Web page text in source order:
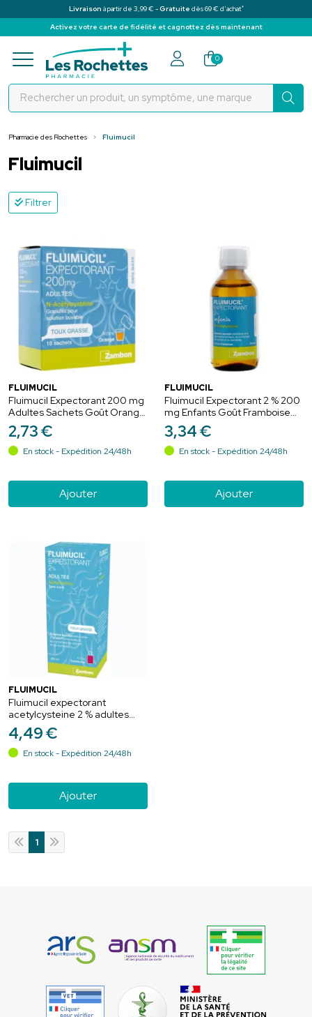
Livraison à partir de 3,99 € -Gratuite dès 69 € d’achat*
Activez votre carte de fidélité et cagnottez dès maintenant
Pharmacie des Rochettes Votre
0
Pharmacie des Rochettes Fluimucil
Fluimucil
Filtrer
FLUIMUCIL
Fluimucil Expectorant 200 mg
Adultes Sachets Goût Orange
18 sachets - Acétylcystéine
2,73€
En stock - Expédition 24/48h
Ajouter
FLUIMUCIL
Fluimucil Expectorant 2 % 200
mg Enfants Goût Framboise
100 ml - Acétylcystéine
3,34€
En stock - Expédition 24/48h
Ajouter
FLUIMUCIL
Fluimucil expectorant
acetylcysteine 2 % adultes
sans sucre 200ml -
Acétylcystéine
4,49€
En stock - Expédition 24/48h
Ajouter
1